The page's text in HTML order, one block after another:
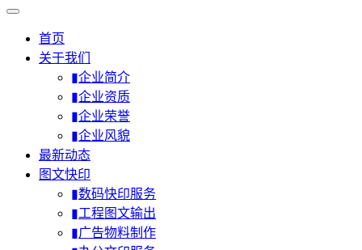
首页
关于我们
▮企业简介
▮企业资质
▮企业荣誉
▮企业风貌
最新动态
图文快印
▮数码快印服务
▮工程图文输出
▮广告物料制作